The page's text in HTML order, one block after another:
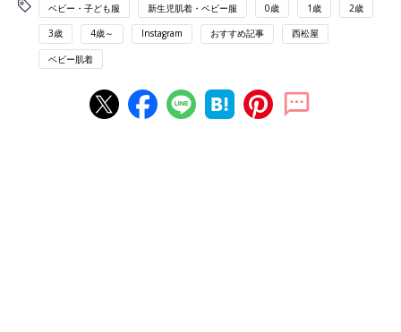
ベビー・子ども服 新生児肌着・ベビー服 0歳 1歳 2歳
3歳 4歳～ Instagram おすすめ記事 西松屋
ベビー肌着